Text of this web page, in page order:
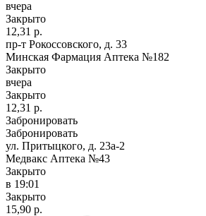
вчера
Закрыто
12,31 р.
пр-т Рокоссовского, д. 33
Минская Фармация Аптека №182
Закрыто
вчера
Закрыто
12,31 р.
Забронировать
Забронировать
ул. Притыцкого, д. 23а-2
Медвакс Аптека №43
Закрыто
в 19:01
Закрыто
15,90 р.